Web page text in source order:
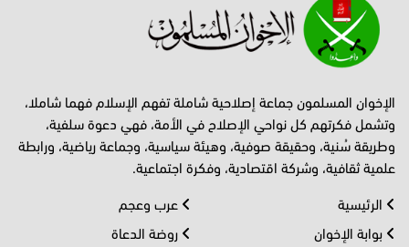
الإخوان المسلمون جماعة إصلاحية شاملة تفهم الإسلام فهما شاملا،
وتشمل فكرتهم كل نواحي الإصلاح في الأمة، فهي دعوة سلفية،
وطريقة سُنية، وحقيقة صوفية، وهيئة سياسية، وجماعة رياضية، ورابطة
علمية ثقافية، وشركة اقتصادية، وفكرة اجتماعية.
الرئيسية
بوابة الإخوان
عرب وعجم
روضة الدعاة